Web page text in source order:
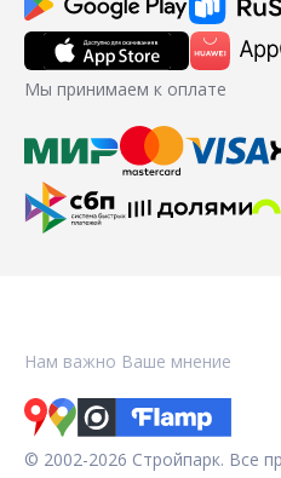
Мы принимаем к оплате
Нам важно Ваше мнение
© 2002-2026 Стройпарк. Все